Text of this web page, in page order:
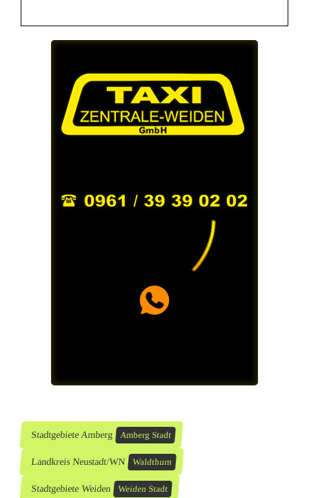
Stadtgebiete Amberg Amberg Stadt
Landkreis Neustadt/WN Waldthurn
Stadtgebiete Weiden Weiden Stadt